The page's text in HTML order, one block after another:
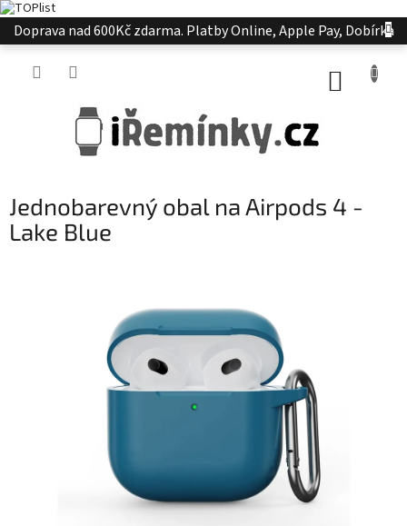
Přejít
na
Doprava nad 600Kč zdarma. Platby Online, Apple Pay, Dobírka
Jednobarevný obal na Airpods 4 -
Lake Blue